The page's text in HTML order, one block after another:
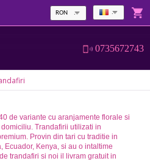
RON
0735672743
de variante cu aranjamente florale si
Trandafirii utilizati in
Provin din tari cu traditie in
Ecuador, Kenya, si au o intaltime
trandafiri si noi il livram gratuit in